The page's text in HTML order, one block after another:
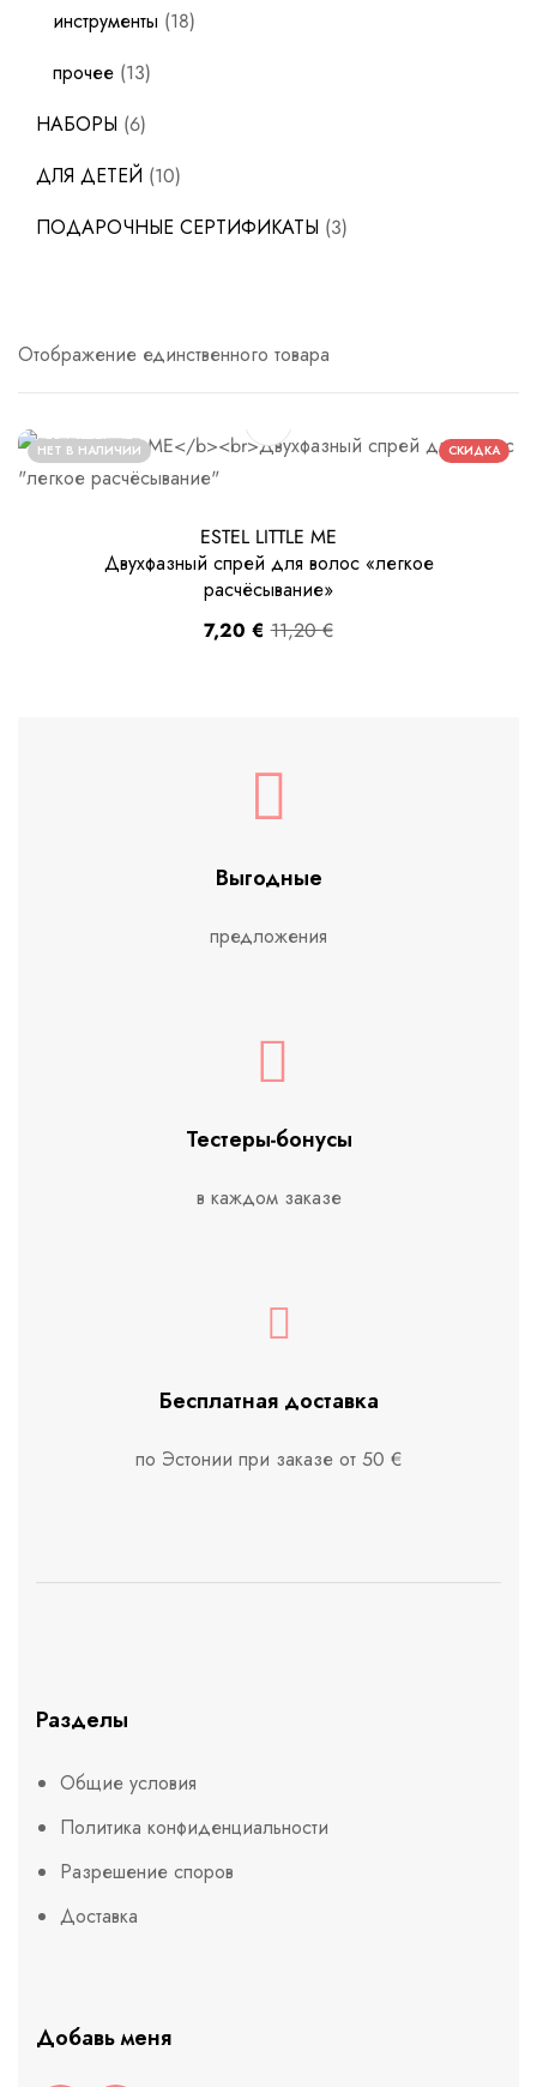
инструменты 18
прочее 13
НАБОРЫ 6
ДЛЯ ДЕТЕЙ 10
ПОДАРОЧНЫЕ СЕРТИФИКАТЫ 3
Отображение единственного товара
НЕТ В НАЛИЧИИ СКИДКА
ESTEL LITTLE ME
Двухфазный спрей для волос «легкое
расчёсывание»
11,20€
7,20€
Выгодные
предложения
Тестеры-бонусы
в каждом заказе
Бесплатная доставка
по Эстонии при заказе от 50 €
Разделы
Общие условия
Политика конфиденциальности
Разрешение споров
Доставка
Добавь меня